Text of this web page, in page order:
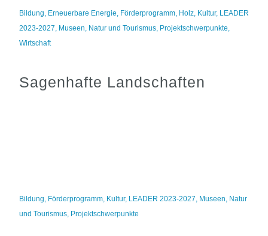
Bildung, Erneuerbare Energie, Förderprogramm, Holz, Kultur, LEADER
2023-2027, Museen, Natur und Tourismus, Projektschwerpunkte,
Wirtschaft
Sagenhafte Landschaften
Bildung, Förderprogramm, Kultur, LEADER 2023-2027, Museen, Natur
und Tourismus, Projektschwerpunkte